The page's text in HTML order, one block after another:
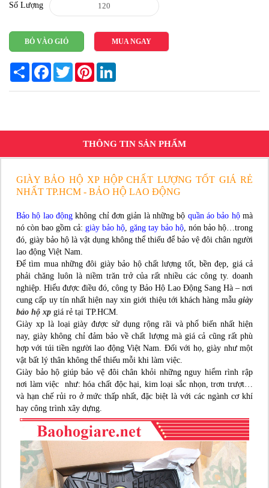
Số Lượng
BỎ VÀO GIỎ MUA NGAY
Share FacebookTwitterPinterest
THÔNG TIN SẢN PHẨM
GIÀY BẢO HỘ XP HỘP CHẤT LƯỢNG TỐT GIÁ RẺ
NHẤT TP.HCM - BẢO HỘ LAO ĐỘNG
Bảo hộ lao động không chỉ đơn giản là những bộ quần áo bảo hộmà
nó còn bao gồm cả: giày bảo hộ, găng tay bảo hộ, nón bảo hộ…trong
đó, giày bảo hộ là vật dụng không thể thiếu để bảo vệ đôi chân người
lao động Việt Nam.
Để tìm mua những đôi giày bảo hộ chất lượng tốt, bền đẹp, giá cả
phải chăng luôn là niềm trăn trở của rất nhiều các công ty. doanh
nghiệp. Hiểu được điều đó, công ty Bảo Hộ Lao Động Sang Hà – nơi
cung cấp uy tín nhất hiện nay xin giới thiệu tới khách hàng mẫu giày
bảo hộ xp giá rẻ tại TP.HCM.
Giày xp là loại giày được sử dụng rộng rãi và phổ biến nhất hiện
nay, giày không chỉ đảm bảo về chất lượng mà giá cả cũng rất phù
hợp với túi tiền người lao động Việt Nam. Đối với họ, giày như một
vật bất lý thân không thể thiếu mỗi khi làm việc.
Giày bảo hộ giúp bảo vệ đôi chân khỏi những nguy hiểm rình rập
nơi làm việc như: hóa chất độc hại, kim loại sắc nhọn, trơn trượt…
và hạn chế rủi ro ở mức thấp nhất, đặc biệt là với các ngành cơ khí
hay công trình xây dựng.